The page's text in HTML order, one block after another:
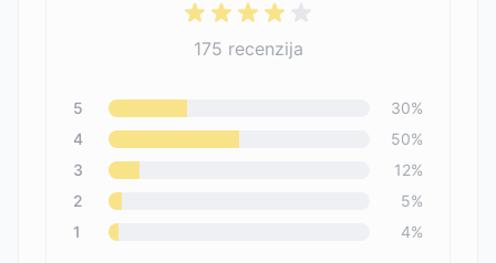
175 recenzija
5 30%
4
50%
3
12%
2
5%
1
4%